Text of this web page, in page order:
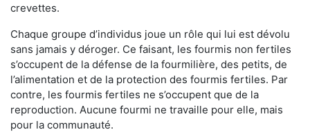
crevettes.
Chaque groupe d’individus joue un rôle qui lui est dévolu
sans jamais y déroger. Ce faisant, les fourmis non fertiles
s’occupent de la défense de la fourmilière, des petits, de
l’alimentation et de la protection des fourmis fertiles. Par
contre, les fourmis fertiles ne s’occupent que de la
reproduction. Aucune fourmi ne travaille pour elle, mais
pour la communauté.